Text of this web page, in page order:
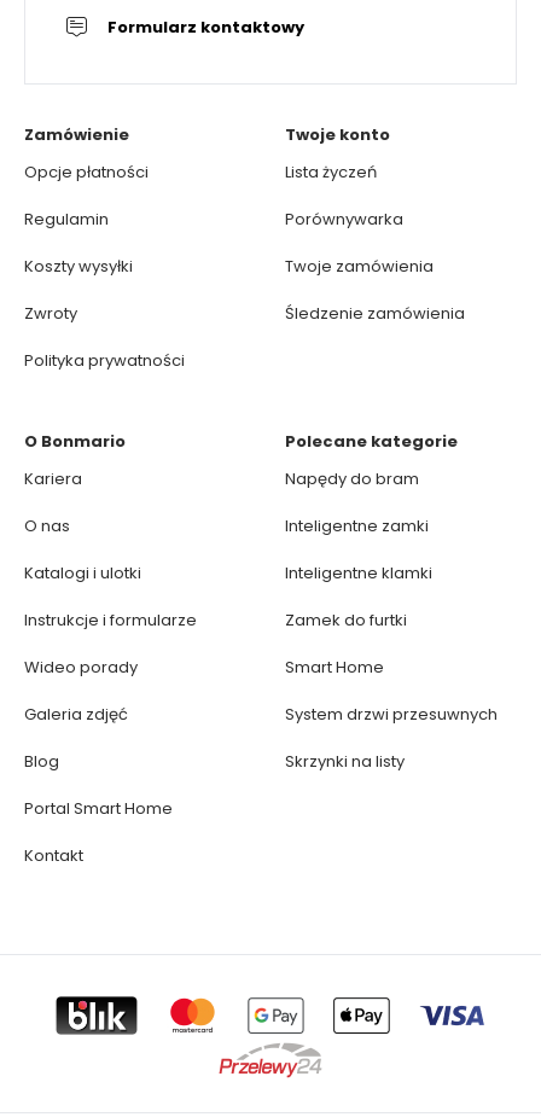
Formularz kontaktowy
Zamówienie
Opcje płatności
Regulamin
Koszty wysyłki
Zwroty
Polityka prywatności
Twoje konto
Lista życzeń
Porównywarka
Twoje zamówienia
Śledzenie zamówienia
O Bonmario
Kariera
O nas
Katalogi i ulotki
Instrukcje i formularze
Wideo porady
Galeria zdjęć
Blog
Portal Smart Home
Kontakt
Polecane kategorie
Napędy do bram
Inteligentne zamki
Inteligentne klamki
Zamek do furtki
Smart Home
System drzwi przesuwnych
Skrzynki na listy